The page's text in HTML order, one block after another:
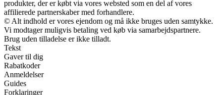
produkter, der er købt via vores websted som en del af vores
affilierede partnerskaber med forhandlere.
© Alt indhold er vores ejendom og må ikke bruges uden samtykke.
Vi modtager muligvis betaling ved køb via samarbejdspartnere.
Brug uden tilladelse er ikke tilladt.
Tekst
Gaver til dig
Rabatkoder
Anmeldelser
Guides
Forklaringer